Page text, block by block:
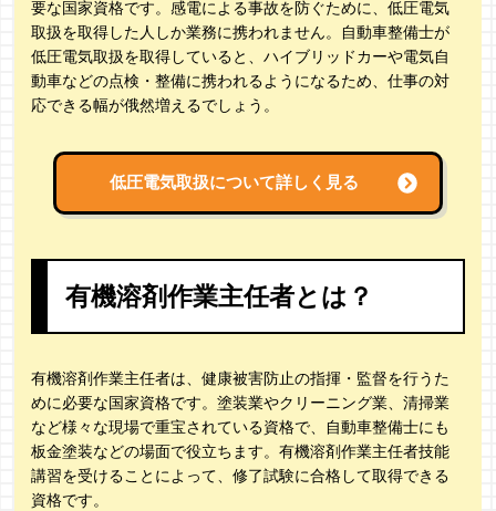
要な国家資格です。感電による事故を防ぐために、低圧電気
取扱を取得した人しか業務に携われません。自動車整備士が
低圧電気取扱を取得していると、ハイブリッドカーや電気自
動車などの点検・整備に携われるようになるため、仕事の対
応できる幅が俄然増えるでしょう。
低圧電気取扱について詳しく見る
有機溶剤作業主任者とは？
有機溶剤作業主任者は、健康被害防止の指揮・監督を行うた
めに必要な国家資格です。塗装業やクリーニング業、清掃業
など様々な現場で重宝されている資格で、自動車整備士にも
板金塗装などの場面で役立ちます。有機溶剤作業主任者技能
講習を受けることによって、修了試験に合格して取得できる
資格です。